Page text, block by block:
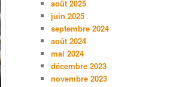
août 2025
juin 2025
septembre 2024
août 2024
mai 2024
décembre 2023
novembre 2023